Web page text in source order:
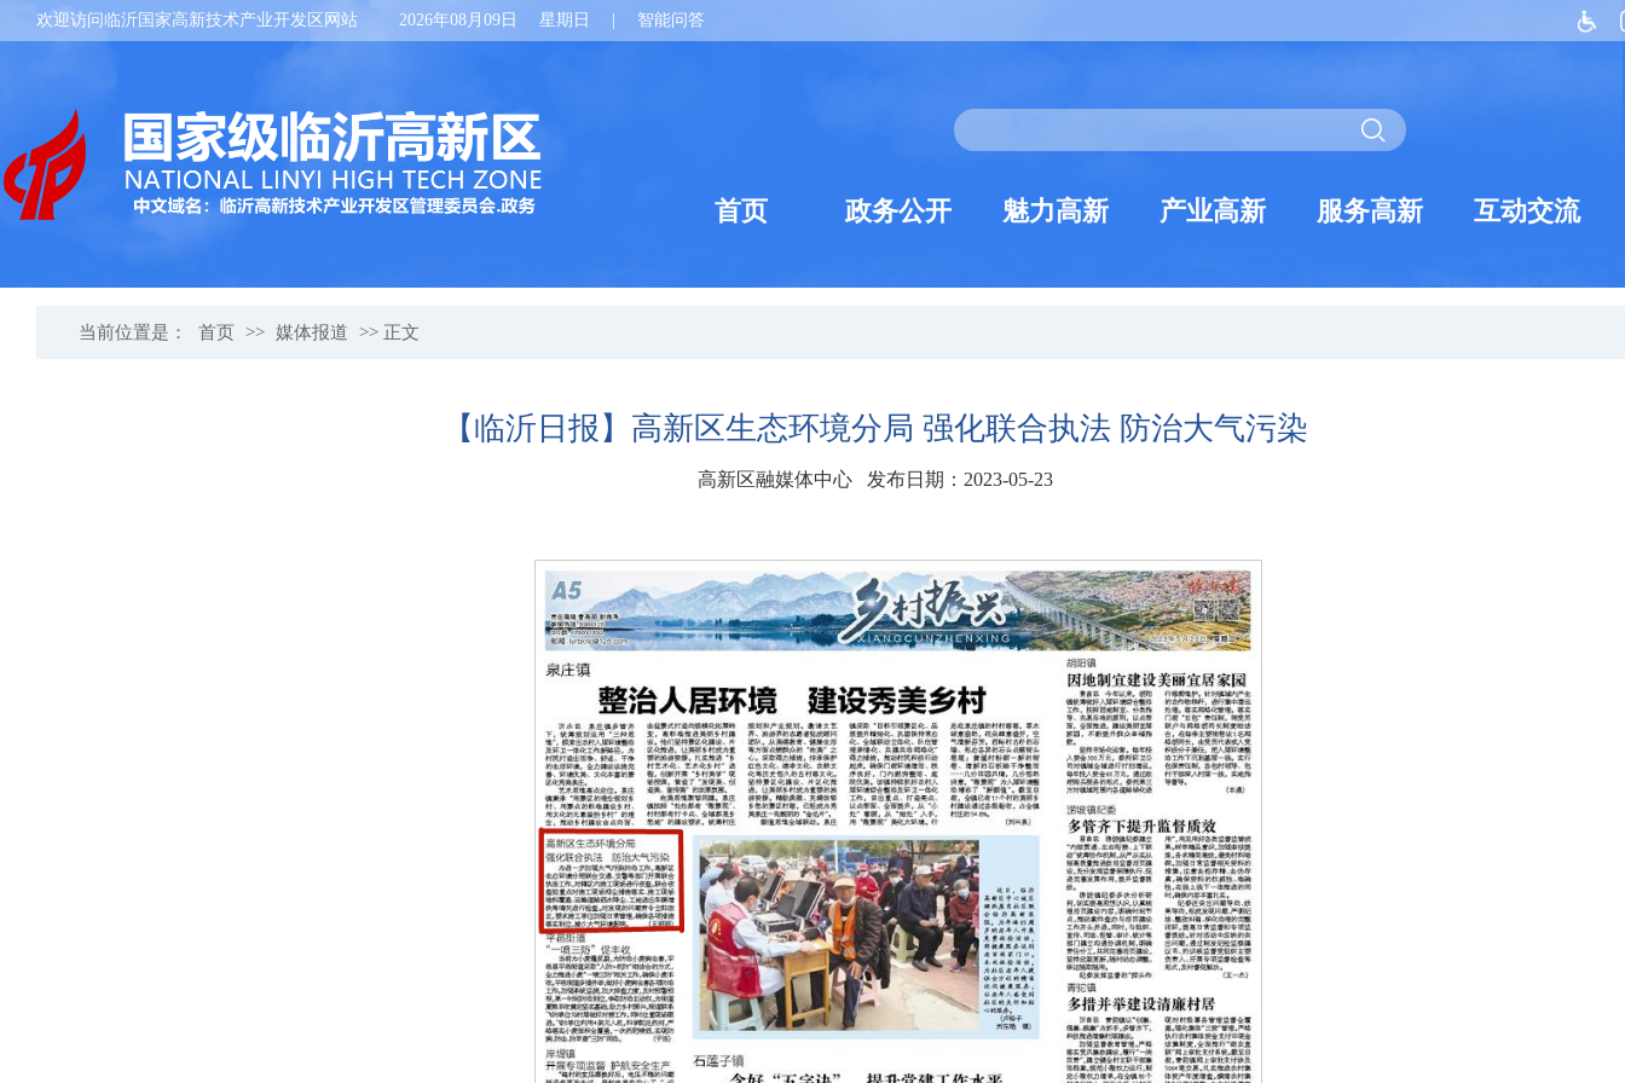
欢迎访问临沂国家高新技术产业开发区网站 2026年08月09日 星期日 智能问答
首页 政务公开 魅力高新 产业高新 服务高新 互动交流
当前位置是： 首页 >> 媒体报道 >> 正文
【临沂日报】高新区生态环境分局 强化联合执法 防治大气污染
高新区融媒体中心 发布日期：2023-05-23